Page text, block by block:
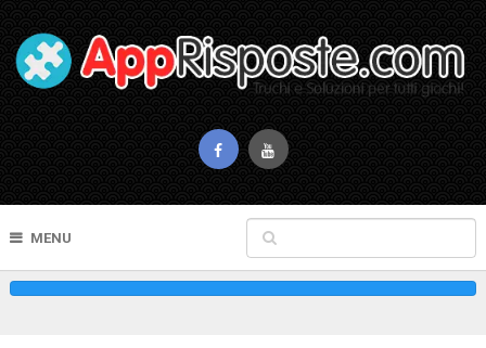
MENU